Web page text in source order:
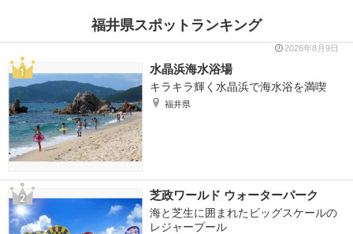
福井県スポットランキング
2026年8月9日
水晶浜海水浴場
キラキラ輝く水晶浜で海水浴を満喫
福井県
芝政ワールド ウォーターパーク
海と芝生に囲まれたビッグスケールの
レジャープール